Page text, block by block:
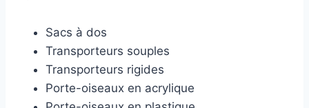
Sacs à dos
Transporteurs souples
Transporteurs rigides
Porte-oiseaux en acrylique